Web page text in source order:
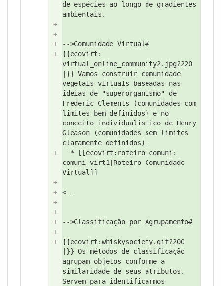
de espécies ao longo de gradientes
ambientais.
+
+
+
-->Comunidade Virtual#
+
{{ecovirt:
virtual_online_community2.jpg?220
|}} Vamos construir comunidade
vegetais virtuais baseadas nas
ideias de "superorganismo" de
Frederic Clements (comunidades com
limites bem definidos) e no
conceito individualístico de Henry
Gleason (comunidades sem limites
claramente definidos).
+
* [[ecovirt: roteiro: comuni:
comuni_virt1|Roteiro Comunidade
Virtual]]
+
+
<--
+
+
+
-->Classificação por Agrupamento#
+
+
{{ecovirt:whiskysociety.gif?200
|}} Os métodos de classificação
agrupam objetos conforme a
similaridade de seus atributos.
Servem para identificarmos